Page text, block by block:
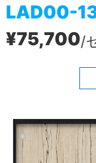
LAD00-
¥75,700/